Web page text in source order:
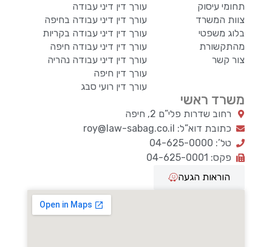
משרד ראשי
רחוב שדרות פלי”ם 2, חיפה
כתובת דוא”ל: roy@law-sabag.co.il
טל’: 04-625-0000
פקס: 04-625-0001
הוראות הגעה
תחומי עיסוק
צוות המשרד
בלוג משפטי
מהתקשורת
צור קשר
עורך דין דיני עבודה
עורך דין דיני עבודה בחיפה
עורך דין דיני עבודה בקריות
עורך דין דיני עבודה חיפה
עורך דין דיני עבודה נהריה
עורך דין חיפה
עורך דין רועי סבג